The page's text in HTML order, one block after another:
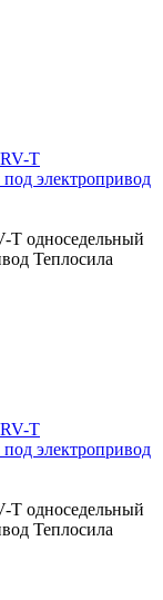
T односедельный
Теплосила
T односедельный
Теплосила